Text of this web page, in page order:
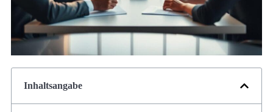
Inhaltsangabe